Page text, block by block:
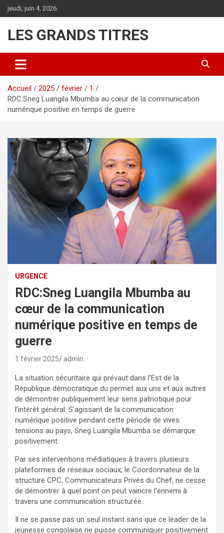
Aller
au
jeudi, juin 4, 2026
LES GRANDS TITRES
Accueil 2025 février
1
RDC:Sneg Luangila Mbumba au cœur de la communication
numérique positive en temps de guerre
URGENCE
RDC:Sneg Luangila Mbumba au
cœur de la communication
numérique positive en temps de
guerre
1 février 2025 admin
La situation sécuritaire qui prévaut dans l’Est de la
République démocratique du permet aux uns et aux autres
de démontrer publiquement leur sens patriotique pour
l’intérêt général. S’agissant de la communication
numérique positive pendant cette période de vives
tensions au pays, Sneg Luangila Mbumba se démarque
positivement.
Par ses interventions médiatiques à travers plusieurs
plateformes de réseaux sociaux, le Coordonnateur de la
structure CPC, Communicateurs Privés du Chef, ne cesse
de démontrer à quel point on peut vaincre l’ennemi à
travers une communication structurée.
Il ne se passe pas un seul instant sans que ce leader de la
jeunesse congolaise ne puisse communiquer positivement